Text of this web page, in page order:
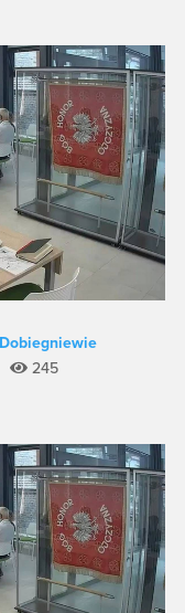
245